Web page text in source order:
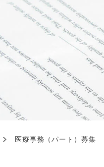
医療事務（パート）募集